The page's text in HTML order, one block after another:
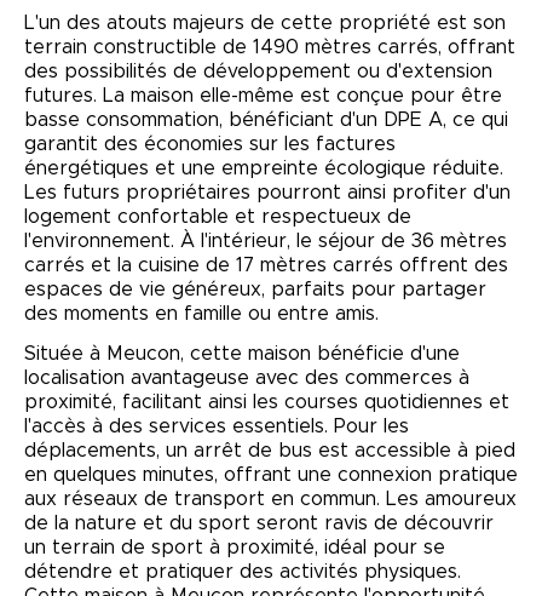
L'un des atouts majeurs de cette propriété est son
terrain constructible de 1490 mètres carrés, offrant
des possibilités de développement ou d'extension
futures. La maison elle-même est conçue pour être
basse consommation, bénéficiant d'un DPE A, ce qui
garantit des économies sur les factures
énergétiques et une empreinte écologique réduite.
Les futurs propriétaires pourront ainsi profiter d'un
logement confortable et respectueux de
l'environnement. À l'intérieur, le séjour de 36 mètres
carrés et la cuisine de 17 mètres carrés offrent des
espaces de vie généreux, parfaits pour partager
des moments en famille ou entre amis.
Située à Meucon, cette maison bénéficie d'une
localisation avantageuse avec des commerces à
proximité, facilitant ainsi les courses quotidiennes et
l'accès à des services essentiels. Pour les
déplacements, un arrêt de bus est accessible à pied
en quelques minutes, offrant une connexion pratique
aux réseaux de transport en commun. Les amoureux
de la nature et du sport seront ravis de découvrir
un terrain de sport à proximité, idéal pour se
détendre et pratiquer des activités physiques.